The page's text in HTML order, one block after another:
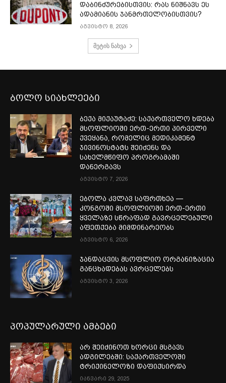
დაბინძურებისთვის: რას ნიშნავს ეს
ადამიანის ჯანმრთელობისთვის?
აგვისტო 8, 2026
მეტის ნახვა
ბოლო სიახლეები
ბექა მიქაუტაძე: საქართველო ხდება
მსოფლიოში ერთ-ერთი პირველი
ქვეყანა, რომელიც მედიკამენტ
ჯივინოსტატს შეიძენს და
სახელმწიფო პროგრამაში
დანერგავს
აგვისტო 7, 2026
ებოლა კვლავ საფრთხეა —
კონგოში მსოფლიოში ერთ-ერთი
ყველაზე სწრაფად გავრცელებული
აფეთქება მიმდინარეობს
აგვისტო 6, 2026
ჯანდაცვის მსოფლიო ორგანიზაცია
განცხადებას ავრცელებს
აგვისტო 3, 2026
პოპულარული ამბები
არ შეიძინოთ ხორცი მსგავს
ადგილებში: საქართველოში
ტრიქინელოზი დაფიქსირდა
იანვარი 29, 2025